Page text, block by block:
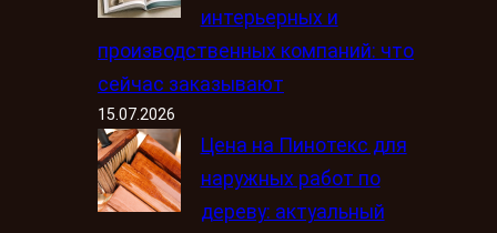
интерьерных и
производственных компаний: что
сейчас заказывают
15.07.2026
Цена на Пинотекс для
наружных работ по
дереву: актуальный